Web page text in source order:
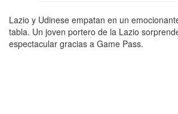
Lazio y Udinese empatan en un
tabla. Un joven portero de la Lazio
espectacular gracias a Game Pass.